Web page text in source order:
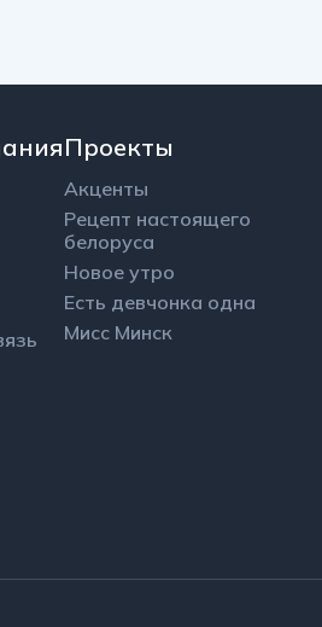
Проекты
Акценты
Рецепт настоящего
белоруса
Новое утро
Есть девчонка одна
Мисс Минск